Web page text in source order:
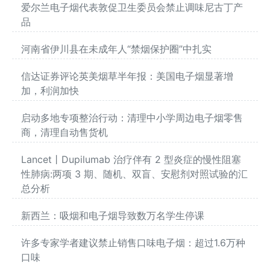
爱尔兰电子烟代表敦促卫生委员会禁止调味尼古丁产
品
河南省伊川县在未成年人“禁烟保护圈”中扎实
信达证券评论英美烟草半年报：美国电子烟显著增
加，利润加快
启动多地专项整治行动：清理中小学周边电子烟零售
商，清理自动售货机
Lancet丨Dupilumab 治疗伴有 2 型炎症的慢性阻塞
性肺病:两项 3 期、随机、双盲、安慰剂对照试验的汇
总分析
新西兰：吸烟和电子烟导致数万名学生停课
许多专家学者建议禁止销售口味电子烟：超过1.6万种
口味